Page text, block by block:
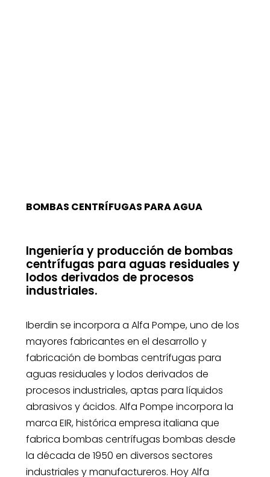
BOMBAS CENTRÍFUGAS PARA AGUA
Ingeniería y producción de bombas
centrífugas para aguas residuales y
lodos derivados de procesos
industriales.
Iberdin se incorpora a Alfa Pompe, uno de los
mayores fabricantes en el desarrollo y
fabricación de bombas centrífugas para
aguas residuales y lodos derivados de
procesos industriales, aptas para líquidos
abrasivos y ácidos. Alfa Pompe incorpora la
marca EIR, histórica empresa italiana que
fabrica bombas centrífugas bombas desde
la década de 1950 en diversos sectores
industriales y manufactureros. Hoy Alfa